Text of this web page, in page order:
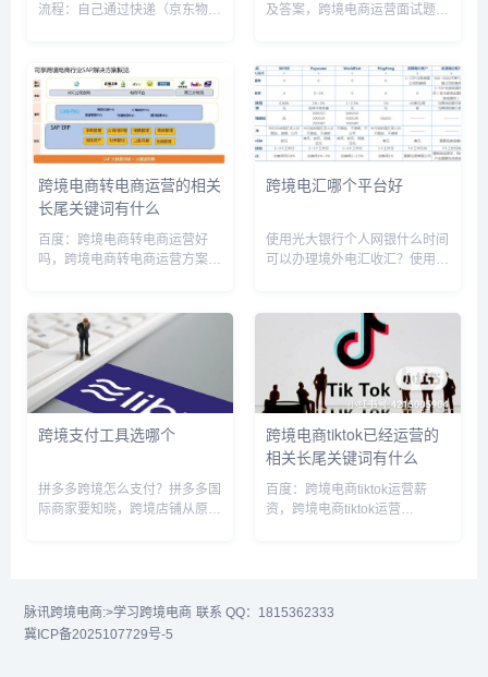
流程：自己通过快递（京东物
——统一运往国内——进入保税
仓储存（受到海关监督）——平
台售出——商品出保税仓，缴关
税、清...
及答案，跨境电商运营面试题模
运营复试情景题，跨境电商面试
技巧，跨境电商面试怎么说，跨
境电商面试专业术语，跨境电商
公司...
跨境电商转电商运营的相关
长尾关键词有什么
百度：跨境电商转电商运营好
吗，跨境电商转电商运营方案，
跨境电商电商运营面试被问离职
原因，跨境电商运营转行可以做
什么行业，跨境电商运营赚钱
吗，跨境...
跨境电汇哪个平台好
使用光大银行个人网银什么时间
可以办理境外电汇收汇？使用光
电汇是汇款人将一定款项交存汇
款银行，汇款银行通过电报或电
传给目的地的分行或代理行（汇
跨境支付工具选哪个
拼多多跨境怎么支付？拼多多国
际商家要知晓，跨境店铺从原本
及推单失败、清关服务商不兼容
支付...
跨境电商tiktok已经运营的
相关长尾关键词有什么
百度：跨境电商tiktok运营薪
资，跨境电商tiktok运营
脉讯跨境电商:>学习跨境电商 联系 QQ：1815362333
冀ICP备2025107729号-5